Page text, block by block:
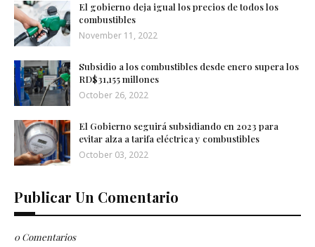
El gobierno deja igual los precios de todos los
combustibles
November 11, 2022
Subsidio a los combustibles desde enero supera los
RD$31,155 millones
October 26, 2022
El Gobierno seguirá subsidiando en 2023 para
evitar alza a tarifa eléctrica y combustibles
October 03, 2022
Publicar Un Comentario
0 Comentarios